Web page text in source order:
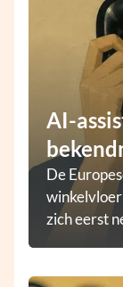
AI-
De
zich eerst